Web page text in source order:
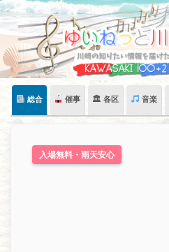
Skip
content
総合 催事 🏛 各区 音楽
入場無料・雨天安心